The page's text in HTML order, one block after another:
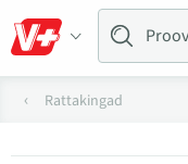
Rattakingad